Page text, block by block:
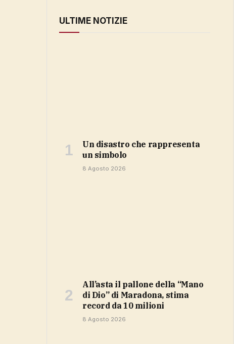
ULTIME NOTIZIE
Un disastro che rappresenta
un simbolo
8 Agosto 2026
All’asta il pallone della “Mano
di Dio” di Maradona, stima
record da 10 milioni
8 Agosto 2026